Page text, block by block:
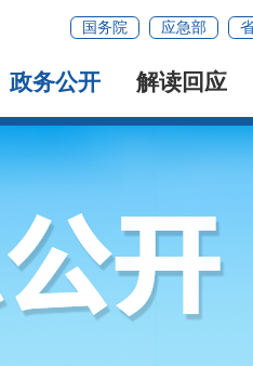
国务院 应急部
政务公开 解读回应